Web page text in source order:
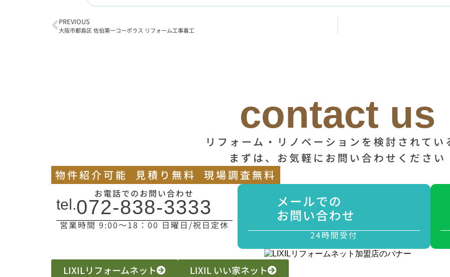
PREVIOUS
大阪市都島区 佐伯第一コーポラス リフォーム工事着工
contact us
リフォーム・リノベーションを検討されてい
まずは、お気軽にお問い合わせください
物件紹介可能
見積り無料 現場調査無料
お電話でのお問い合わせ
tel.072-838-3333
営業時間 9:00〜18：00 日曜日/祝日定休
メールでの
お問い合わせ
24時間受付
LIXILリフォームネット LIXIL いい家ネット